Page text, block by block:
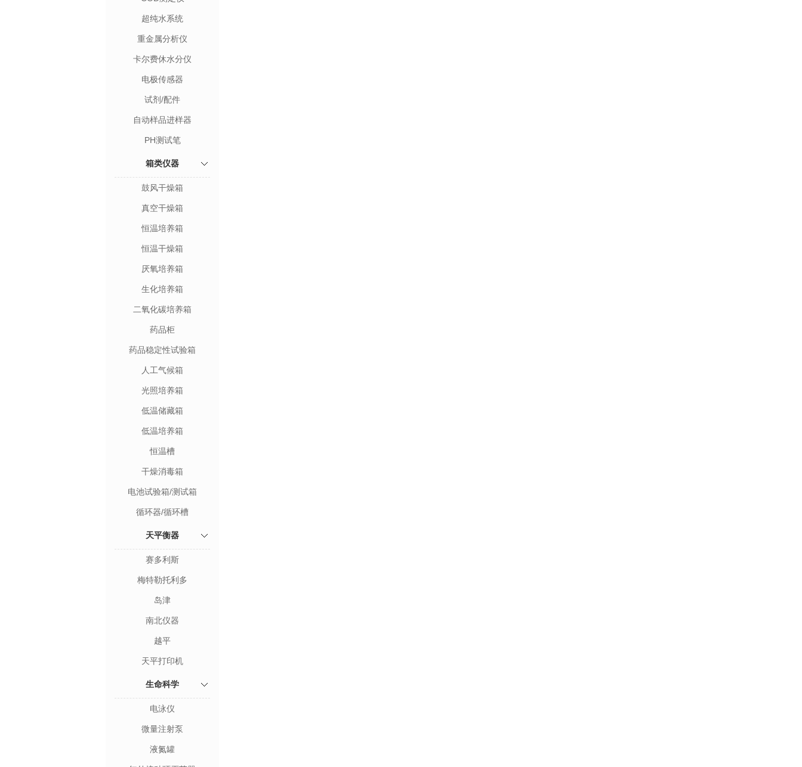
超纯水系统
重金属分析仪
卡尔费休水分仪
电极传感器
试剂/配件
自动样品进样器
PH测试笔
箱类仪器
鼓风干燥箱
真空干燥箱
恒温培养箱
恒温干燥箱
厌氧培养箱
生化培养箱
二氧化碳培养箱
药品柜
药品稳定性试验箱
人工气候箱
光照培养箱
低温储藏箱
低温培养箱
恒温槽
干燥消毒箱
电池试验箱/测试箱
循环器/循环槽
天平衡器
赛多利斯
梅特勒托利多
岛津
南北仪器
越平
天平打印机
生命科学
电泳仪
微量注射泵
液氮罐